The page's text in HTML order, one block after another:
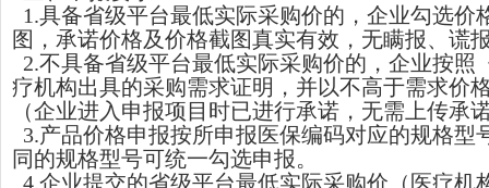
1.具备省级平台最低实际采购价的，企业勾选
图，承诺价格及价格截图真实有效，无瞒报、谎
2.不具备省级平台最低实际采购价的，企业按
疗机构出具的采购需求证明，并以不高于需求价
（企业进入申报项目时已进行承诺，无需上传承
3.产品价格申报按所申报医保编码对应的规格
同的规格型号可统一勾选申报。
4.企业提交的省级平台最低实际采购价（医疗